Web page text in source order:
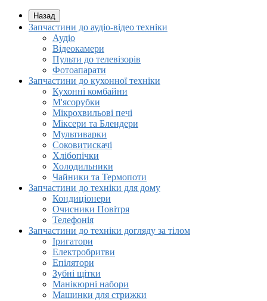
Назад
Запчастини до аудіо-відео техніки
Аудіо
Відеокамери
Пульти до телевізорів
Фотоапарати
Запчастини до кухонної техніки
Кухонні комбайни
М'ясорубки
Мікрохвильові печі
Міксери та Блендери
Мультиварки
Соковитискачі
Хлібопічки
Холодильники
Чайники та Термопоти
Запчастини до техніки для дому
Кондиціонери
Очисники Повітря
Телефонія
Запчастини до техніки догляду за тілом
Іригатори
Електробритви
Епілятори
Зубні щітки
Манікюрні набори
Машинки для стрижки